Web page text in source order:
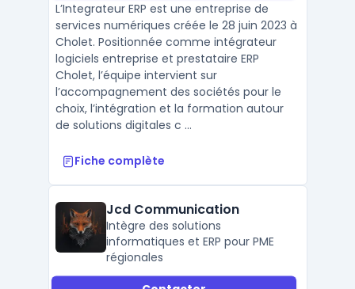
L’Integrateur ERP est une entreprise de
services numériques créée le 28 juin 2023 à
Cholet. Positionnée comme intégrateur
logiciels entreprise et prestataire ERP
Cholet, l’équipe intervient sur
l’accompagnement des sociétés pour le
choix, l’intégration et la formation autour
de solutions digitales c ...
Fiche complète
Jcd Communication
Intègre des solutions
informatiques et ERP pour PME
régionales